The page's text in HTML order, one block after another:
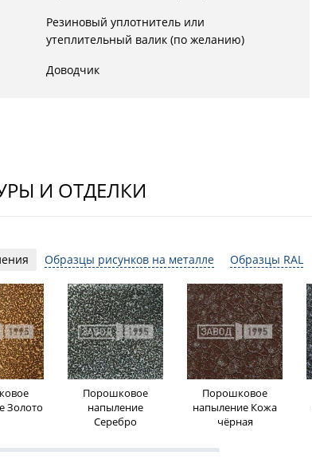
Резиновый уплотнитель или
утеплительный валик (по желанию)
Доводчик
И ОТДЕЛКИ
Образцы рисунков на металле Образцы RAL
Золото
Порошковое
напыление
Серебро
Порошковое
напыление Кожа
чёрная